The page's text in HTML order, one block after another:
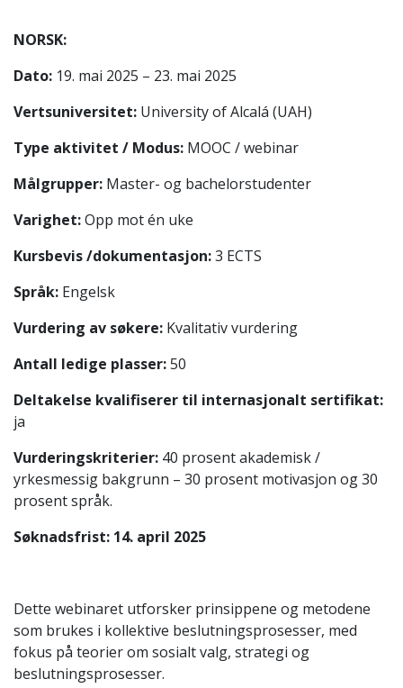
NORSK:
Dato: 19. mai 2025 – 23. mai 2025
Vertsuniversitet: University of Alcalá (UAH)
Type aktivitet / Modus: MOOC / webinar
Målgrupper: Master- og bachelorstudenter
Varighet:Opp mot én uke
Kursbevis /dokumentasjon:3 ECTS
Språk: Engelsk
Vurdering av søkere: Kvalitativ vurdering
Antall ledige plasser:50
Deltakelse kvalifiserer til internasjonalt sertifikat:
ja
Vurderingskriterier: 40 prosent akademisk /
yrkesmessig bakgrunn – 30 prosent motivasjon og 30
prosent språk.
Søknadsfrist: 14. april 2025
Dette webinaret utforsker prinsippene og metodene
som brukes i kollektive beslutningsprosesser, med
fokus på teorier om sosialt valg, strategi og
beslutningsprosesser.